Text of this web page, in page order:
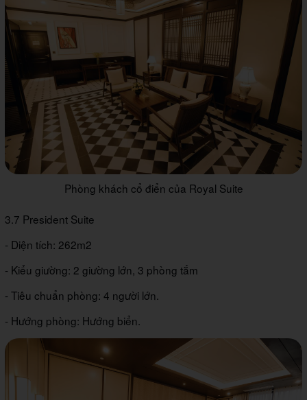
Phòng khách cổ điển của Royal Suite
3.7 President Suite
- Diện tích: 262m2
- Kiểu giường: 2 giường lớn, 3 phòng tắm
- Tiêu chuẩn phòng: 4 người lớn.
- Hướng phòng: Hướng biển.